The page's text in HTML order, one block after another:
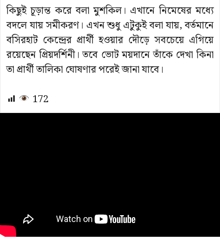
কিছুই চূড়ান্ত করে বলা মুশকিল। এখানে নিমেষের মধ্যে
বদলে যায় সমীকরণ। এখন শুধু এটুকুই বলা যায়, বর্তমানে
বসিরহাট কেন্দ্রের প্রার্থী হওয়ার দৌড়ে সবচেয়ে এগিয়ে
রয়েছেন প্রিয়দর্শিনী। তবে ভোট ময়দানে তাঁকে দেখা কিনা
তা প্রার্থী তালিকা ঘোষণার পরেই জানা যাবে।
172